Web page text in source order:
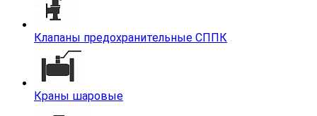
Клапаны предохранительные СППК
Краны шаровые